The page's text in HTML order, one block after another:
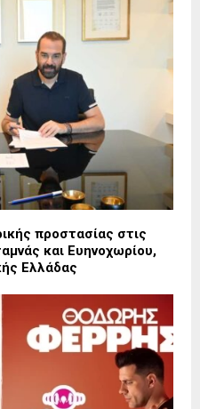
προστασίας στις
και Ευηνοχωρίου,
Ελλάδας